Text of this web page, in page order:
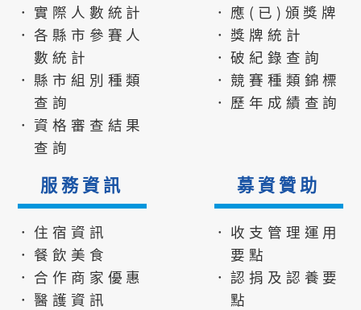
．實際人數統計
．各縣市參賽人
數統計
．縣市組別種類
查詢
．資格審查結果
查詢
．應(已)頒獎牌
．獎牌統計
．破紀錄查詢
．競賽種類錦標
．歷年成績查詢
服務資訊
．住宿資訊
．餐飲美食
．合作商家優惠
．醫護資訊
募資贊助
．收支管理運用
要點
．認捐及認養要
點